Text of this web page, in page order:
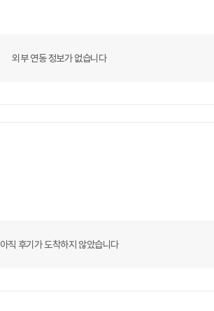
외부 연동 정보가 없습니다
아직 후기가 도착하지 않았습니다